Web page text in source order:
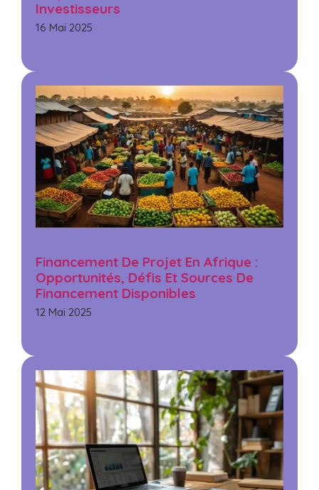
Investisseurs
16 Mai 2025
Financement De Projet En Afrique :
Opportunités, Défis Et Sources De
Financement Disponibles
12 Mai 2025